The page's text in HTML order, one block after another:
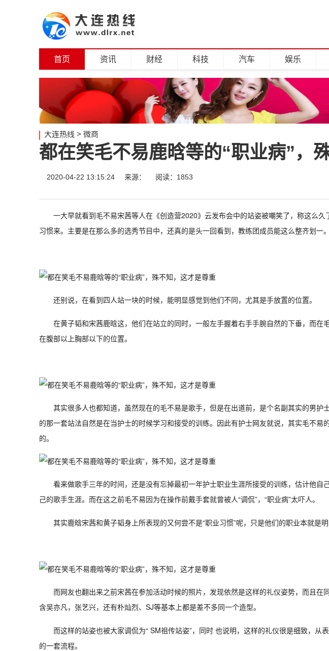
首页 资讯 财经 科技 汽车 娱乐
大连热线 > 微商
都在笑毛不易鹿晗等的“职业病”，
2020-04-22 13:15:24 来源： 阅读：1853
一大早就看到毛不易宋茜等人在《创造营2020》云发布会中的站姿被嘲笑了，称这么久
习惯来。主要是在那么多的选秀节目中，还真的是头一回看到，教练团成员能这么整齐划一。
还别说，在看到四人站一块的时候，能明显感觉到他们不同，尤其是手放置的位置。
在黄子韬和宋茜鹿晗这，他们在站立的同时，一般左手握着右手手腕自然的下垂，而在
在腹部以上胸部以下的位置。
其实很多人也都知道，虽然现在的毛不易是歌手，但是在出道前，是个名副其实的男护
的那一套站法自然是在当护士的时候学习和接受的训练。因此有护士网友就说，其实毛不易
的。
看来做歌手三年的时间，还是没有忘掉最初一年护士职业生涯所接受的训练，估计他自
己的歌手生涯。而在这之前毛不易因为在操作前戴手套就曾被人“调侃”，“职业病”太吓人。
其实鹿晗宋茜和黄子韬身上所表现的又何尝不是“职业习惯”呢，只是他们的职业本就是
而网友也翻出来之前宋茜在参加活动时候的照片，发现依然是这样的礼仪姿势，而且在
含吴亦凡，张艺兴，还有朴灿烈、SJ等基本上都是差不多同一个造型。
而这样的站姿也被大家调侃为“ SM祖传站姿”，同时 也说明，这样的礼仪很是细致，从
的一套流程。